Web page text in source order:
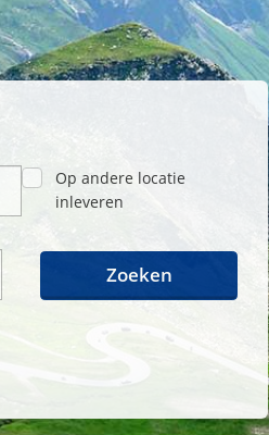
Op andere locatie
inleveren
Zoeken